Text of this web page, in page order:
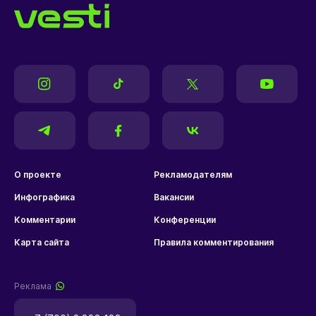
О проекте Рекламодателям
Инфографика Вакансии
Комментарии Конференции
Карта сайта Правила комментирования
Реклама